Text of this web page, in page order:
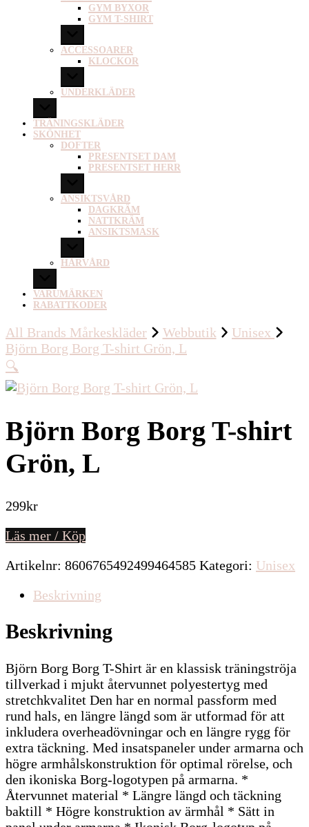
GYM BYXOR
GYM T-SHIRT
ACCESSOARER
KLOCKOR
UNDERKLÄDER
TRÄNINGSKLÄDER
SKÖNHET
DOFTER
PRESENTSET DAM
PRESENTSET HERR
ANSIKTSVÅRD
DAGKRÄM
NATTKRÄM
ANSIKTSMASK
HÅRVÅRD
VARUMÄRKEN
RABATTKODER
All Brands Mårkeskläder Webbutik
Unisex
Björn Borg Borg T-shirt Grön, L
🔍
Björn Borg Borg T-shirt
Grön, L
299kr
Läs mer / Köp
Artikelnr: 8606765492499464585 Kategori: Unisex
Beskrivning
Beskrivning
Björn Borg Borg T-Shirt är en klassisk träningströja
tillverkad i mjukt återvunnet polyestertyg med
stretchkvalitet Den har en normal passform med
rund hals, en längre längd som är utformad för att
inkludera overheadövningar och en längre rygg för
extra täckning. Med insatspaneler under armarna och
högre armhålskonstruktion för optimal rörelse, och
den ikoniska Borg-logotypen på armarna. *
Återvunnet material * Längre längd och täckning
baktill * Högre konstruktion av ärmhål * Sätt in